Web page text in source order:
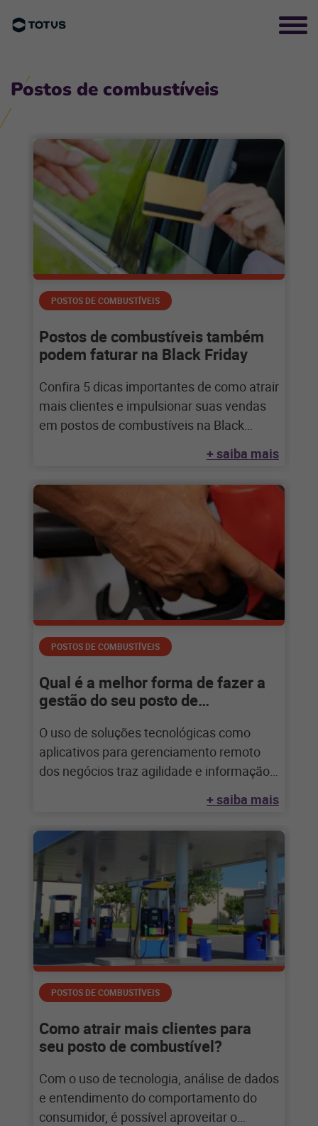
Postos de combustíveis
POSTOS DE COMBUSTÍVEIS
Postos de combustíveis também
podem faturar na Black Friday
Confira 5 dicas importantes de como atrair
mais clientes e impulsionar suas vendas
em postos de combustíveis na Black
+ saiba mais
POSTOS DE COMBUSTÍVEIS
Qual é a melhor forma de fazer a
gestão do seu posto de
O uso de soluções tecnológicas como
aplicativos para gerenciamento remoto
dos negócios traz agilidade e informação
+ saiba mais
POSTOS DE COMBUSTÍVEIS
Como atrair mais clientes para
seu posto de combustível?
Com o uso de tecnologia, análise de dados
e entendimento do comportamento do
consumidor, é possível aproveitar o